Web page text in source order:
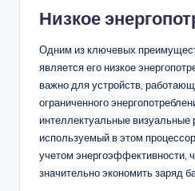
Низкое
Одним из ключевых
является его низкое
важно для устройств,
ограниченного
интеллектуальные
используемый в этом
учетом энергоэффективности,
значительно экономить заряд